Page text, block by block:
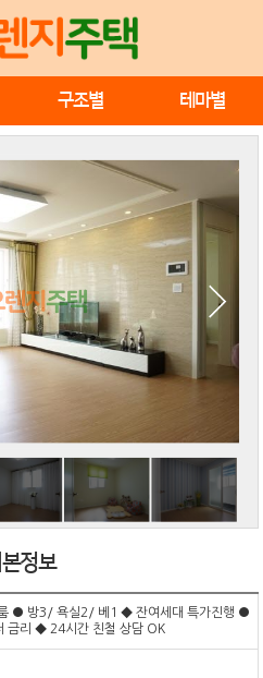
구조별 테마별
정보
● 방3/ 욕실2/ 베1 ◆ 잔여세대 특가진행 ●
금리 ◆ 24시간 친철 상담 OK